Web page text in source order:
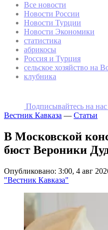
Все новости
Новости России
Новости Турции
Новости Экономики
статистика
абрикосы
Россия и Турция
сельское хозяйство на
клубника
Подписывайтесь на
Вестник Кавказа — Статьи
В Московской
бюст Вероники
Опубликовано: 3:00, 4 авг
"Вестник Кавказа"